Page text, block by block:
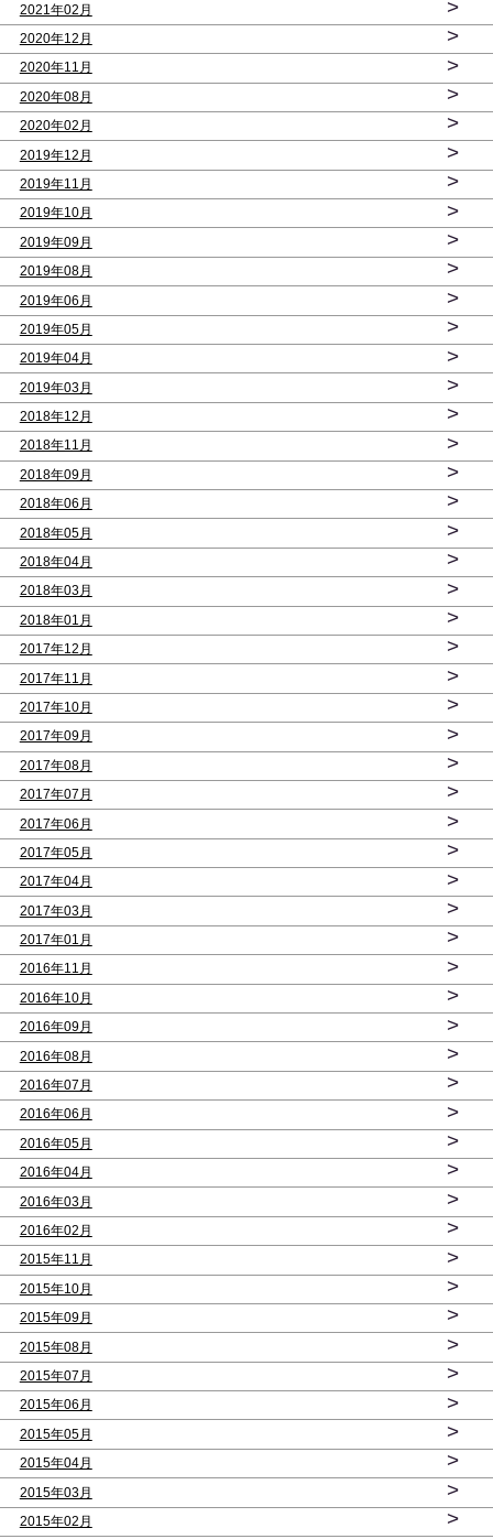
2021年02月 >
2020年12月 >
2020年11月 >
2020年08月 >
2020年02月 >
2019年12月 >
2019年11月 >
2019年10月 >
2019年09月 >
2019年08月 >
2019年06月 >
2019年05月 >
2019年04月 >
2019年03月 >
2018年12月 >
2018年11月 >
2018年09月 >
2018年06月 >
2018年05月 >
2018年04月 >
2018年03月 >
2018年01月 >
2017年12月 >
2017年11月 >
2017年10月 >
2017年09月 >
2017年08月 >
2017年07月 >
2017年06月 >
2017年05月 >
2017年04月 >
2017年03月 >
2017年01月 >
2016年11月 >
2016年10月 >
2016年09月 >
2016年08月 >
2016年07月 >
2016年06月 >
2016年05月 >
2016年04月 >
2016年03月 >
2016年02月 >
2015年11月 >
2015年10月 >
2015年09月 >
2015年08月 >
2015年07月 >
2015年06月 >
2015年05月 >
2015年04月 >
2015年03月 >
2015年02月 >